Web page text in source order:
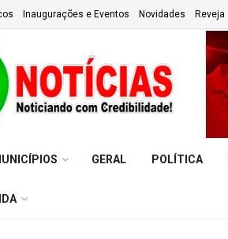
Inaugurações e Eventos Novidades Reveja
GERAL POLÍTICA